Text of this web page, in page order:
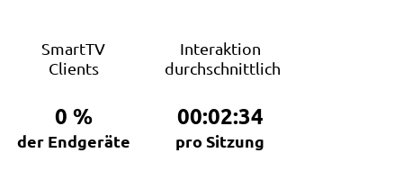
SmartTV
Clients
0 %
der Endgeräte
Interaktion
durchschnittlich
00:02:34
pro Sitzung